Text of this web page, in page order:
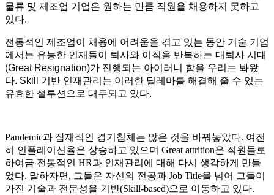
물류 및 제조업 기업은 원하는 만큼 직원을 채용하지 못하고
있다.
전통적인 제조업이 채용에 어려움을 겪고 있는 동안 기술 기업
에서는 유능한 인재들이 퇴사와 이직을 반복하는 대퇴사 시대
(Great Resignation)가 진행되는 아이러니 함을 우리는 봐왔
다. Skill 기반 인재관리는 이러한 딜레마를 해결해 줄 수 있는
유효한 설루션으로 대두되고 있다.
Pandemic과 잠재적인 경기침체는 많은 것을 바꿔놓았다. 여전
히 인플레이션율은 상승하고 있으며 Great attrition은 직원들로
하여금 전통적인 HR과 인재관리에 대해 다시 생각하게 만들
었다. 말하자면, 그들은 자신의 전공과 Job Title을 넘어 그들이
가진 기술과 전문성을 기반(Skill-based)으로 이동하고 있다.